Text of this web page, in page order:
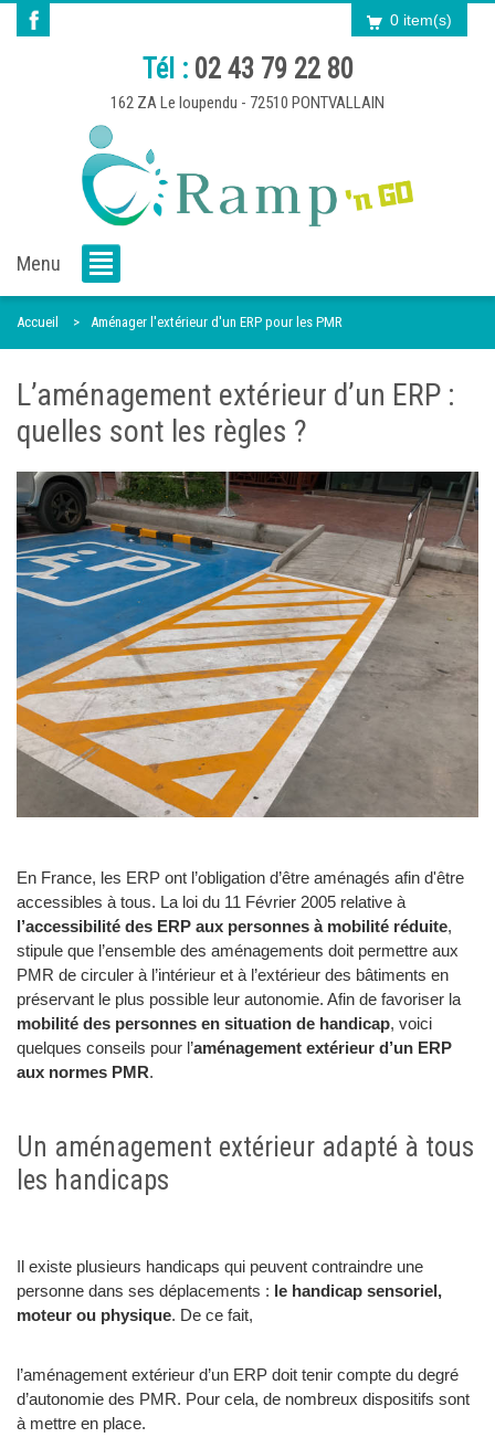
0 item(s)
Tél : 02 43 79 22 80
162 ZA Le loupendu - 72510 PONTVALLAIN
Menu
Accueil Aménager l'extérieur d'un ERP pour les PMR
L’aménagement extérieur d’un ERP :
quelles sont les règles ?
En France, les ERP ont l’obligation d’être aménagés afin d'être
accessibles à tous. La loi du 11 Février 2005 relative à
l’accessibilité des ERP aux personnes à mobilité réduite,
stipule que l’ensemble des aménagements doit permettre aux
PMR de circuler à l’intérieur et à l’extérieur des bâtiments en
préservant le plus possible leur autonomie. Afin de favoriser la
mobilité des personnes en situation de handicap, voici
quelques conseils pour l’aménagement extérieur d’un ERP
aux normes PMR.
Un aménagement extérieur adapté à tous
les handicaps
Il existe plusieurs handicaps qui peuvent contraindre une
personne dans ses déplacements : le handicap sensoriel,
moteur ou physique. De ce fait,
l’aménagement extérieur d’un ERP doit tenir compte du degré
d’autonomie des PMR. Pour cela, de nombreux dispositifs sont
à mettre en place.